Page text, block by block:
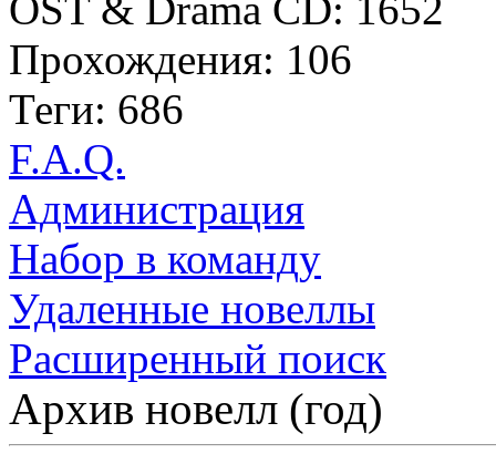
Прохождения: 106
Теги: 686
F.A.Q.
Администрация
Набор в команду
Удаленные новеллы
Расширенный поиск
Архив новелл (год)